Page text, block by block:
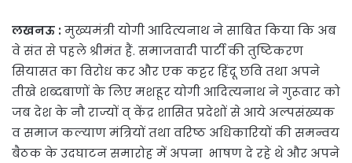
लखनऊ : मुख्यमंत्री योगी आदित्यनाथ ने साबित किया कि अब
वे संत से पहले श्रीमंत हैं. समाजवादी पार्टी की तुष्टिकरण
सियासत का विरोध कर और एक कट्टर हिंदू छवि तथा अपने
तीखे शब्दबाणों के लिए मशहूर योगी आदित्यनाथ ने गुरूवार को
जब देश के नौ राज्यों व् केंद्र शासित प्रदेशों से आये अल्पसंख्यक
व समाज कल्याण मंत्रियों तथा वरिष्ठ अधिकारियों की समन्वय
बैठक के उदघाटन समारोह में अपना भाषण दे रहे थे और अपने